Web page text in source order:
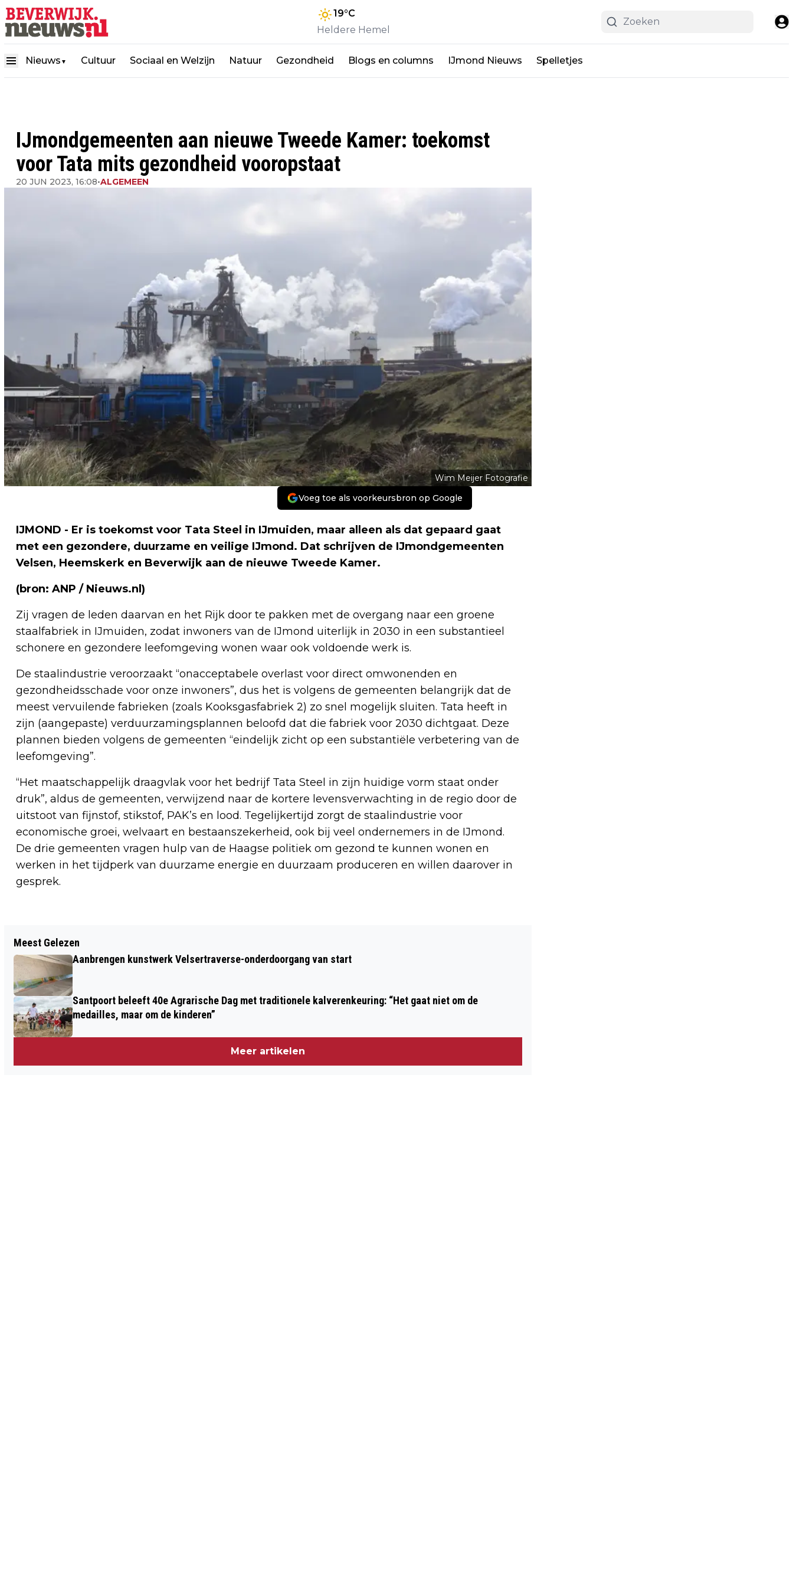
19°C
Heldere Hemel
Nieuws ▼ Cultuur Sociaal en Welzijn Natuur Gezondheid Blogs en columns IJmond Nieuws Spelletjes
IJmondgemeenten aan nieuwe Tweede Kamer: toekomst
voor Tata mits gezondheid vooropstaat
20 JUN 2023, 16:08•ALGEMEEN
Wim Meijer Fotografie
Voeg toe als voorkeursbron op Google
IJMOND - Er is toekomst voor Tata Steel in IJmuiden, maar alleen als dat gepaard gaat
met een gezondere, duurzame en veilige IJmond. Dat schrijven de IJmondgemeenten
Velsen, Heemskerk en Beverwijk aan de nieuwe Tweede Kamer.
(bron: ANP / Nieuws.nl)
Zij vragen de leden daarvan en het Rijk door te pakken met de overgang naar een groene
staalfabriek in IJmuiden, zodat inwoners van de IJmond uiterlijk in 2030 in een substantieel
schonere en gezondere leefomgeving wonen waar ook voldoende werk is.
De staalindustrie veroorzaakt “onacceptabele overlast voor direct omwonenden en
gezondheidsschade voor onze inwoners”, dus het is volgens de gemeenten belangrijk dat de
meest vervuilende fabrieken (zoals Kooksgasfabriek 2) zo snel mogelijk sluiten. Tata heeft in
zijn (aangepaste) verduurzamingsplannen beloofd dat die fabriek voor 2030 dichtgaat. Deze
plannen bieden volgens de gemeenten “eindelijk zicht op een substantiële verbetering van de
leefomgeving”.
“Het maatschappelijk draagvlak voor het bedrijf Tata Steel in zijn huidige vorm staat onder
druk”, aldus de gemeenten, verwijzend naar de kortere levensverwachting in de regio door de
uitstoot van fijnstof, stikstof, PAK’s en lood. Tegelijkertijd zorgt de staalindustrie voor
economische groei, welvaart en bestaanszekerheid, ook bij veel ondernemers in de IJmond.
De drie gemeenten vragen hulp van de Haagse politiek om gezond te kunnen wonen en
werken in het tijdperk van duurzame energie en duurzaam produceren en willen daarover in
gesprek.
AL 10 JAAR G-HOCKEY BIJ OVERBOS
ODEON AAN DE SLAG BIJ KARWEI
Meest Gelezen
Aanbrengen kunstwerk Velsertraverse-onderdoorgang van start
Santpoort beleeft 40e Agrarische Dag met traditionele kalverenkeuring: “Het gaat niet om de
medailles, maar om de kinderen”
Meer artikelen